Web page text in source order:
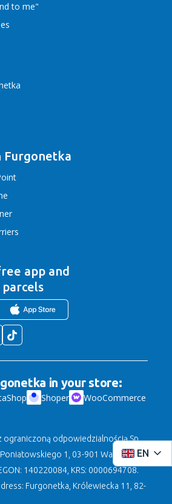
EN
to me"
Furgonetka
app and
in your store:
Shoper
WooCommerce
ograniczoną odpowiedzialnością Sp.
Poniatowskiego 1, 03-901 Warszawa,
140220084, KRS: 0000694708.
Furgonetka, Królewiecka 11, 82-